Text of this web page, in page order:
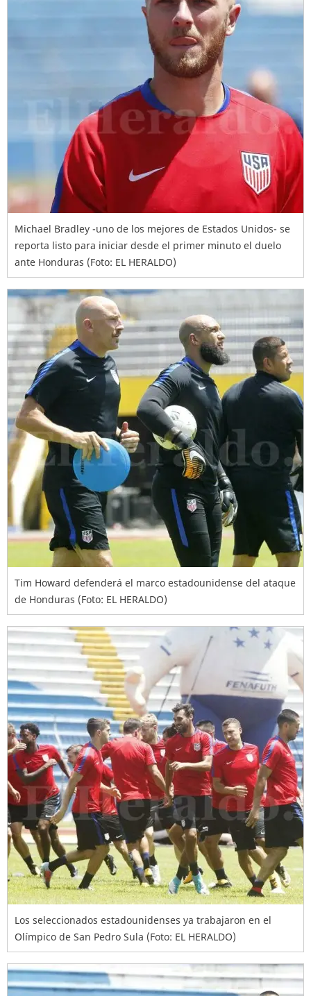
Michael Bradley -uno de los mejores de Estados Unidos- se
reporta listo para iniciar desde el primer minuto el duelo
ante Honduras (Foto: EL HERALDO)
Tim Howard defenderá el marco estadounidense del ataque
de Honduras (Foto: EL HERALDO)
Los seleccionados estadounidenses ya trabajaron en el
Olímpico de San Pedro Sula (Foto: EL HERALDO)